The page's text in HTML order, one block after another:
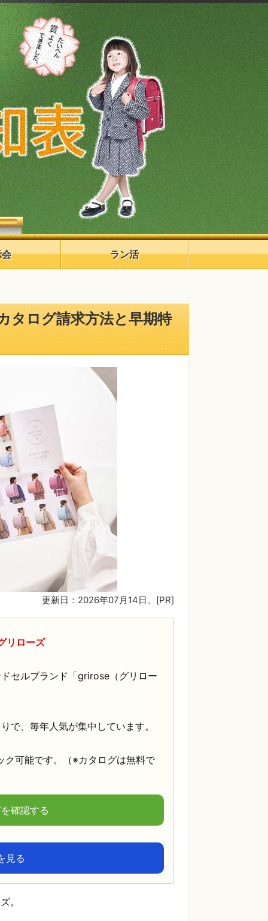
ラン活
タログ請求方法と早期特
更新日：2026年07月14日 、[PR]
リローズ
セルブランド「grirose（グリロー
で、毎年人気が集中しています。
可能です。（※カタログは無料で
確認する
見る
。